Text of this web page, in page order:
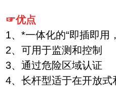
☞优点
1、*一体化的“即插即用
2、可用于监测和控制
3、通过危险区域认证
4、长杆型适于在开放式